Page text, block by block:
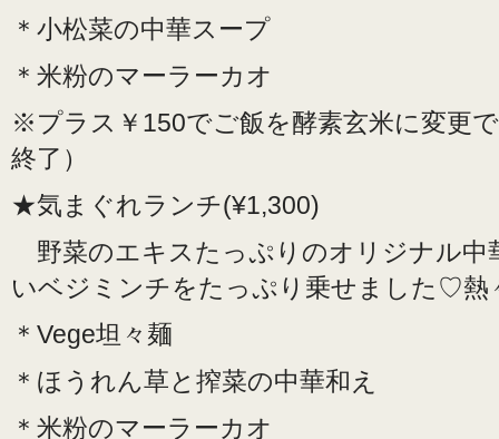
＊小松菜の中華スープ
＊米粉のマーラーカオ
※プラス￥150でご飯を酵素玄米に変更
終了）
★気まぐれランチ(¥1,300)
野菜のエキスたっぷりのオリジナル
いベジミンチをたっぷり乗せました♡
＊Vege坦々麺
＊ほうれん草と搾菜の中華和え
＊米粉のマーラーカオ